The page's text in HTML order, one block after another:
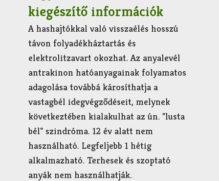
kiegészítő információk
A hashajtókkal való visszaélés hosszú
távon folyadékháztartás és
elektrolitzavart okozhat. Az anyalevél
antrakinon hatóanyagainak folyamatos
adagolása továbbá károsíthatja a
vastagbél idegvégződéseit, melynek
következtében kialakulhat az ún. "lusta
bél" szindróma. 12 év alatt nem
használható. Legfeljebb 1 hétig
alkalmazható. Terhesek és szoptató
anyák nem használhatják.